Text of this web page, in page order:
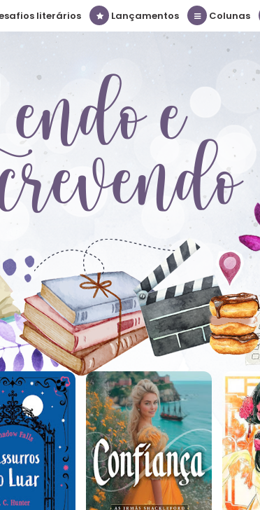
literários Lançamentos Colunas